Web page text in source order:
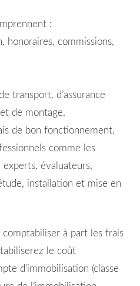
:
honoraires, commissions,
transport, d’assurance
de montage,
de bon fonctionnement,
comme les
évaluateurs,
installation et mise en
comptabiliser à part les frais
le coût
d’immobilisation (classe